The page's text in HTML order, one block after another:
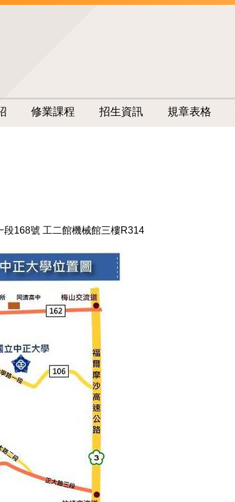
修業課程 招生資訊 規章表格
168號 工二館機械館三樓R314